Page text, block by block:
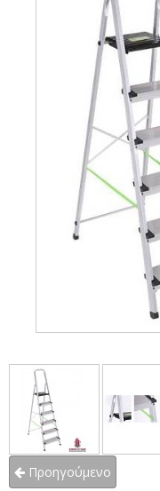
Προηγούμενο